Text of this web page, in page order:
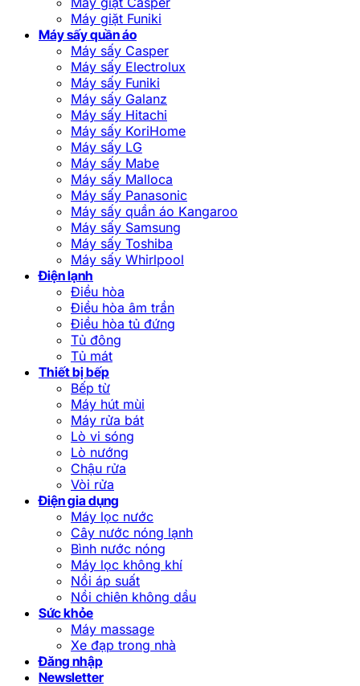
Máy giặt Funiki
Máy sấy quần áo
Máy sấy Casper
Máy sấy Electrolux
Máy sấy Funiki
Máy sấy Galanz
Máy sấy Hitachi
Máy sấy KoriHome
Máy sấy LG
Máy sấy Mabe
Máy sấy Malloca
Máy sấy Panasonic
Máy sấy quần áo Kangaroo
Máy sấy Samsung
Máy sấy Toshiba
Máy sấy Whirlpool
Điện lạnh
Điều hòa
Điều hòa âm trần
Điều hòa tủ đứng
Tủ đông
Tủ mát
Thiết bị bếp
Bếp từ
Máy hút mùi
Máy rửa bát
Lò vi sóng
Lò nướng
Chậu rửa
Vòi rửa
Điện gia dụng
Máy lọc nước
Cây nước nóng lạnh
Bình nước nóng
Máy lọc không khí
Nồi áp suất
Nồi chiên không dầu
Sức khỏe
Máy massage
Xe đạp trong nhà
Đăng nhập
Newsletter